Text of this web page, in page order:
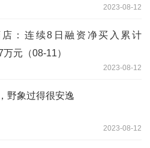
2023-08-12
：连续8日融资净买入累计
元（08-11）
2023-08-12
野象过得很安逸
2023-08-12